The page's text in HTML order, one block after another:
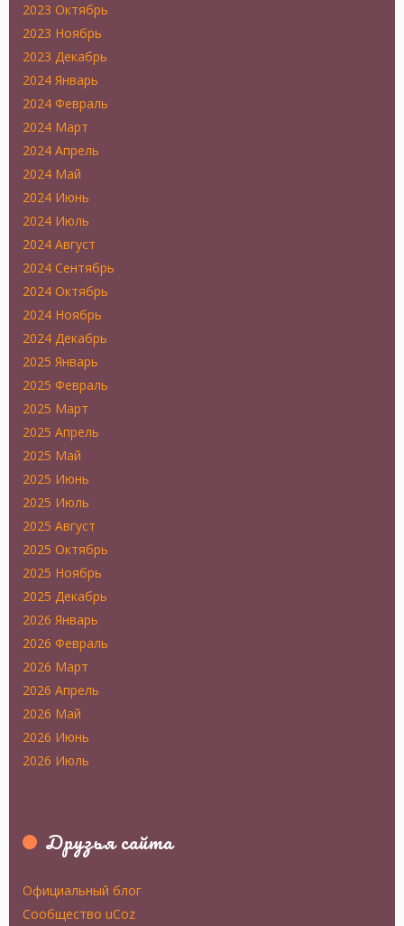
2023 Октябрь
2023 Ноябрь
2023 Декабрь
2024 Январь
2024 Февраль
2024 Март
2024 Апрель
2024 Май
2024 Июнь
2024 Июль
2024 Август
2024 Сентябрь
2024 Октябрь
2024 Ноябрь
2024 Декабрь
2025 Январь
2025 Февраль
2025 Март
2025 Апрель
2025 Май
2025 Июнь
2025 Июль
2025 Август
2025 Октябрь
2025 Ноябрь
2025 Декабрь
2026 Январь
2026 Февраль
2026 Март
2026 Апрель
2026 Май
2026 Июнь
2026 Июль
Друзья сайта
Официальный блог
Сообщество uCoz